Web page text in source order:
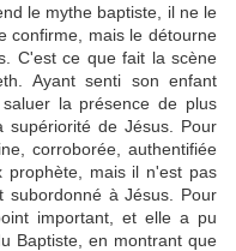
le mythe baptiste, il ne le
confirme, mais le détourne
C'est ce que fait la scène
Ayant senti son enfant
la présence de plus
supériorité de Jésus. Pour
corroborée, authentifiée
mais il n'est pas
subordonné à Jésus. Pour
important, et elle a pu
Baptiste, en montrant que